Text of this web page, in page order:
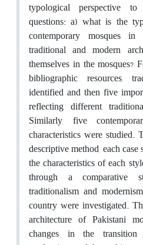
typological perspective
questions: a) what is the
contemporary mosques
traditional and modern
themselves in the mosques?
bibliographic resources,
identified and then five
reflecting different
Similarly, five
characteristics were studied.
descriptive method, each
the characteristics of each
through a comparative
traditionalism and
country were investigated.
architecture of Pakistani
changes in the